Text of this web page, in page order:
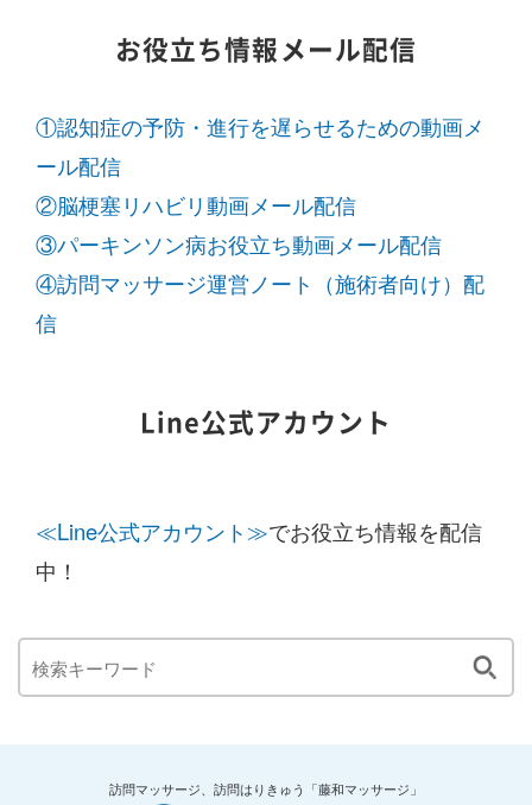
お役立ち情報メール配信
①認知症の予防・進行を遅らせるための動画メ
ール配信
②脳梗塞リハビリ動画メール配信
③パーキンソン病お役立ち動画メール配信
④訪問マッサージ運営ノート（施術者向け）配
信
Line公式アカウント
≪Line公式アカウント≫でお役立ち情報を配信
中！
訪問マッサージ、訪問はりきゅう「藤和マッサージ」